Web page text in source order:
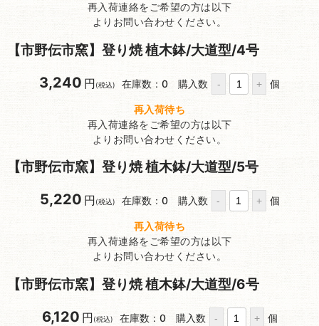
再入荷連絡をご希望の方は以下
よりお問い合わせください。
【市野伝市窯】登り焼 植木鉢/大道型/4号
3,240 円(税込) 在庫数：0 購入数 個
再入荷待ち
再入荷連絡をご希望の方は以下
よりお問い合わせください。
【市野伝市窯】登り焼 植木鉢/大道型/5号
5,220 円(税込) 在庫数：0 購入数 個
再入荷待ち
再入荷連絡をご希望の方は以下
よりお問い合わせください。
【市野伝市窯】登り焼 植木鉢/大道型/6号
6,120 円(税込) 在庫数：0 購入数 個